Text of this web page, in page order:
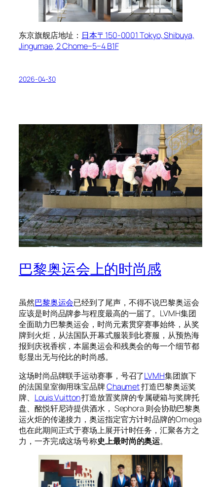
东京旗舰店地址： 日本〒150-0001 Tokyo, Shibuya,
Jingumae, 2 Chome−5−4 B1F
2026-04-30
巴黎奥运会上的时尚感
虽然巴黎奥运会已经到了尾声，不得不说巴黎奥运会
应该是时尚品牌参与程度最高的一届了。LVMH集团
全面助力巴黎奥运会，时尚元素贯穿赛事始终，从奖
牌到火炬，从法国队开幕式服装到比赛服，从预热海
报到庆祝香槟，本届奥运会和残奥会的每一个细节都
彰显出无与伦比的时尚感。
这场时尚品牌联手运动赛事，号召了LVMH集团旗下
的法国皇室御用珠宝品牌Chaumet打造巴黎奥运奖
牌、 Louis Vuitton打造放置奖牌的专属硬箱与奖牌托
盘、酩悦轩尼诗提供酒水， Sephora 则会协助巴黎奥
运火炬的传递接力，奥运指定官方计时品牌的Omega
也在此期间正式于赛场上展开计时任务，汇聚各方之
力，一齐完成这场号称史上最时尚的奥运。